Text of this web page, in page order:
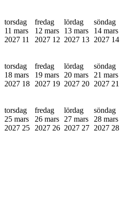
torsdag
11 mars
2027 11
fredag
12 mars
2027 12
lördag
13 mars
2027 13
söndag
14 mars
2027 14
torsdag
18 mars
2027 18
fredag
19 mars
2027 19
lördag
20 mars
2027 20
söndag
21 mars
2027 21
torsdag
25 mars
2027 25
fredag
26 mars
2027 26
lördag
27 mars
2027 27
söndag
28 mars
2027 28